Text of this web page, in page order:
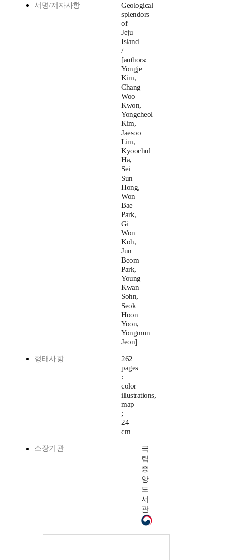
서명/저자사항
Geological
splendors
of
Jeju
Island
/
[authors:
Yongje
Kim,
Chang
Woo
Kwon,
Yongcheol
Kim,
Jaesoo
Lim,
Kyoochul
Ha,
Sei
Sun
Hong,
Won
Bae
Park,
Gi
Won
Koh,
Jun
Beom
Park,
Young
Kwan
Sohn,
Seok
Hoon
Yoon,
Yongmun
Jeon]
형태사항
262
pages
:
color
illustrations,
map
;
24
cm
소장기관
국
립
중
앙
도
서
관